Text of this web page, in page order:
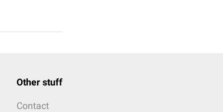
Other stuff
Contact